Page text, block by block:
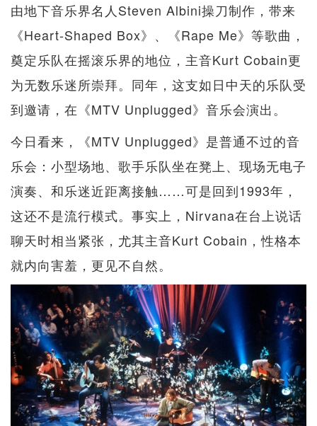
由地下音乐界名人Steven Albini操刀制作，带来
《Heart-Shaped Box》、《Rape Me》等歌曲，
奠定乐队在摇滚乐界的地位，主音Kurt Cobain更
为无数乐迷所崇拜。同年，这支如日中天的乐队受
到邀请，在《MTV Unplugged》音乐会演出。
今日看来，《MTV Unplugged》是普通不过的音
乐会：小型场地、歌手乐队坐在凳上、现场无电子
演奏、和乐迷近距离接触……可是回到1993年，
这还不是流行模式。事实上，Nirvana在台上说话
聊天时相当紧张，尤其主音Kurt Cobain，性格本
就内向害羞，更见不自然。